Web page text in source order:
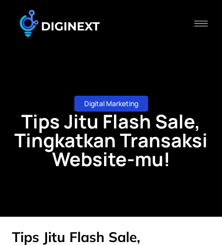
Digital Marketing
Tips Jitu Flash Sale,
Tingkatkan Transaksi
Website-mu!
Tips Jitu Flash Sale,